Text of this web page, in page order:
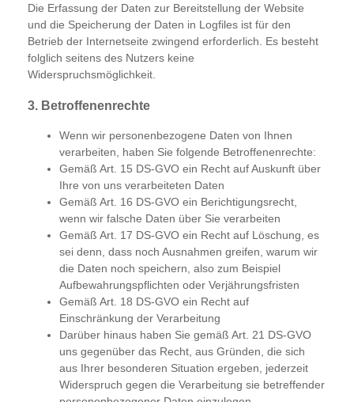
Die Erfassung der Daten zur Bereitstellung der Website
und die Speicherung der Daten in Logfiles ist für den
Betrieb der Internetseite zwingend erforderlich. Es besteht
folglich seitens des Nutzers keine
Widerspruchsmöglichkeit.
3. Betroffenenrechte
Wenn wir personenbezogene Daten von Ihnen
verarbeiten, haben Sie folgende Betroffenenrechte:
Gemäß Art. 15 DS-GVO ein Recht auf Auskunft über
Ihre von uns verarbeiteten Daten
Gemäß Art. 16 DS-GVO ein Berichtigungsrecht,
wenn wir falsche Daten über Sie verarbeiten
Gemäß Art. 17 DS-GVO ein Recht auf Löschung, es
sei denn, dass noch Ausnahmen greifen, warum wir
die Daten noch speichern, also zum Beispiel
Aufbewahrungspflichten oder Verjährungsfristen
Gemäß Art. 18 DS-GVO ein Recht auf
Einschränkung der Verarbeitung
Darüber hinaus haben Sie gemäß Art. 21 DS-GVO
uns gegenüber das Recht, aus Gründen, die sich
aus Ihrer besonderen Situation ergeben, jederzeit
Widerspruch gegen die Verarbeitung sie betreffender